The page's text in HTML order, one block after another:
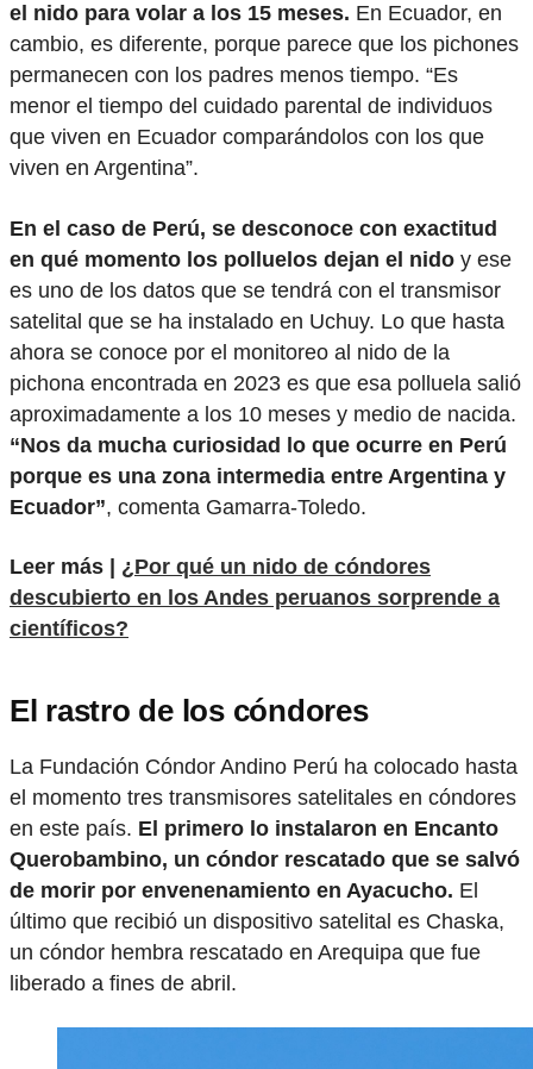
el nido para volar a los 15 meses. En Ecuador, en
cambio, es diferente, porque parece que los pichones
permanecen con los padres menos tiempo. “Es
menor el tiempo del cuidado parental de individuos
que viven en Ecuador comparándolos con los que
viven en Argentina”.
En el caso de Perú, se desconoce con exactitud
en qué momento los polluelos dejan el nido y ese
es uno de los datos que se tendrá con el transmisor
satelital que se ha instalado en Uchuy. Lo que hasta
ahora se conoce por el monitoreo al nido de la
pichona encontrada en 2023 es que esa polluela salió
aproximadamente a los 10 meses y medio de nacida.
“Nos da mucha curiosidad lo que ocurre en Perú
porque es una zona intermedia entre Argentina y
Ecuador”, comenta Gamarra-Toledo.
Leer más | ¿Por qué un nido de cóndores
descubierto en los Andes peruanos sorprende a
científicos?
El rastro de los cóndores
La Fundación Cóndor Andino Perú ha colocado hasta
el momento tres transmisores satelitales en cóndores
en este país. El primero lo instalaron en Encanto
Querobambino, un cóndor rescatado que se salvó
de morir por envenenamiento en Ayacucho. El
último que recibió un dispositivo satelital es Chaska,
un cóndor hembra rescatado en Arequipa que fue
liberado a fines de abril.